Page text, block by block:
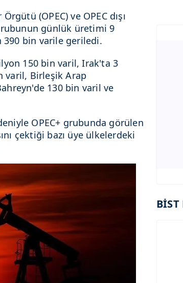
(OPEC) ve OPEC dışı
günlük üretimi 9
390 bin varile geriledi.
150 bin varil, Irak'ta 3
varil, Birleşik Arap
130 bin varil ve
OPEC+ grubunda görülen
çektiği bazı üye ülkelerdeki